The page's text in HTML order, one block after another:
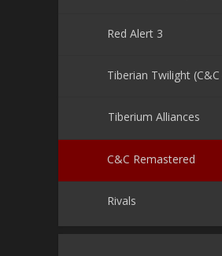
Red Alert 3
Tiberian Twilight (C&C
Tiberium Alliances
C&C Remastered
Rivals